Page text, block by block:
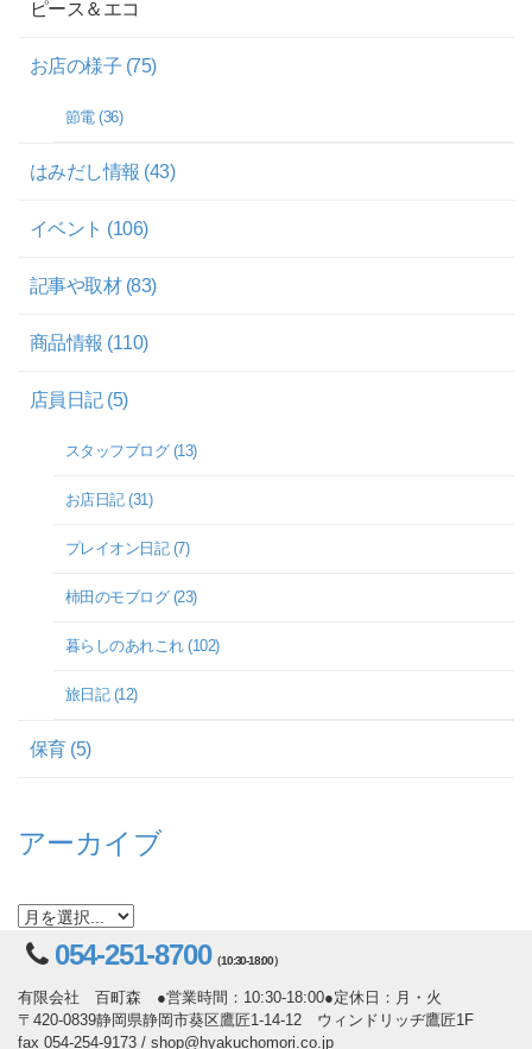
ピース＆エコ
お店の様子 (75)
節電 (36)
はみだし情報 (43)
イベント (106)
記事や取材 (83)
商品情報 (110)
店員日記 (5)
スタッフブログ (13)
お店日記 (31)
プレイオン日記 (7)
柿田のモブログ (23)
暮らしのあれこれ (102)
旅日記 (12)
保育 (5)
アーカイブ
054-251-8700（10:30-18:00）
有限会社 百町森 ●営業時間：10:30-18:00●定休日：月・火
〒420-0839静岡県静岡市葵区鷹匠1-14-12 ウィンドリッヂ鷹匠1F
fax 054-254-9173 / shop@hyakuchomori.co.jp